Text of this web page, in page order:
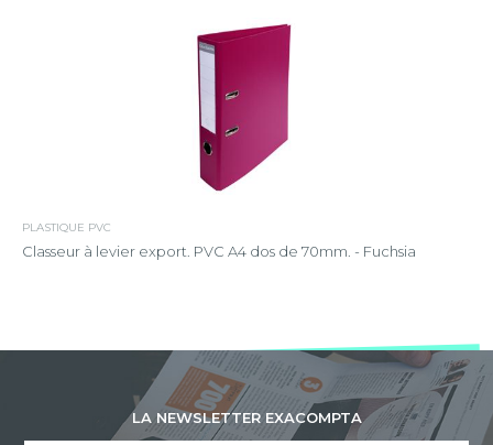
PLASTIQUE PVC
Classeur à levier export. PVC A4 dos de 70mm. - Fuchsia
LA NEWSLETTER EXACOMPTA